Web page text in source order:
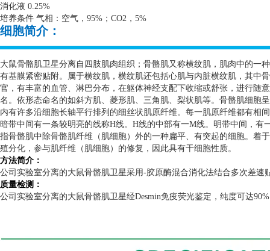
消化液 0.25%
培养条件 气相：空气， 95% ； CO2 ， 5%
细胞简介：
大鼠骨骼肌卫星分离自四肢肌肉组织；骨骼肌又称横纹肌，肌肉中的一
有基膜紧密贴附。属于横纹肌，横纹肌还包括心肌与内脏横纹肌，其中
官，有丰富的血管、淋巴分布，在躯体神经支配下收缩或舒张，进行随
名。依形态命名的如斜方肌、菱形肌、三角肌、梨状肌等。骨骼肌细胞
内有许多沿细胞长轴平行排列的细丝状肌原纤维。每一肌原纤维都有相
暗带中间有一条较明亮的线称H线。 H线的中部有一M线。明带中间，有
指骨骼肌中除骨骼肌纤维（肌细胞）外的一种扁平、有突起的细胞。着
殖分化，参与肌纤维（肌细胞）的修复，因此具有干细胞性质。
方法简介：
公司实验室分离的大鼠骨骼肌卫星采用-胶原酶混合消化法结合多次差速
质量检测：
公司实验室分离的大鼠骨骼肌卫星经Desmin免疫荧光鉴定，纯度可达90%